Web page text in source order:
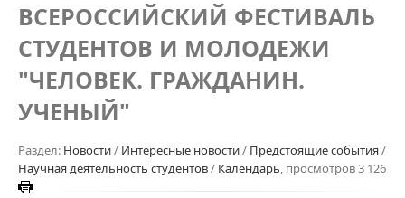
ВСЕРОССИЙСКИЙ ФЕСТИВАЛЬ
СТУДЕНТОВ И МОЛОДЕЖИ
"ЧЕЛОВЕК. ГРАЖДАНИН.
УЧЕНЫЙ"
Раздел: Новости/ Интересные новости/ Предстоящие события/
Научная деятельность студентов/ Календарь, просмотров 3 126